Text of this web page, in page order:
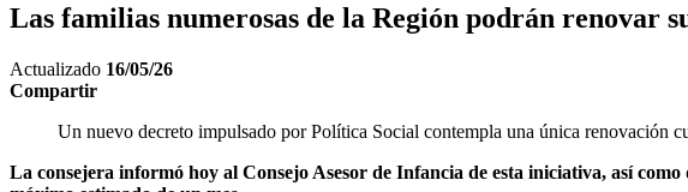
Las familias numerosas de la Región podrán renovar
Actualizado 16/05/26
Compartir
Un nuevo decreto impulsado por Política Social contempla una única renovación
La consejera informó hoy al Consejo Asesor de Infancia de esta iniciativa, así